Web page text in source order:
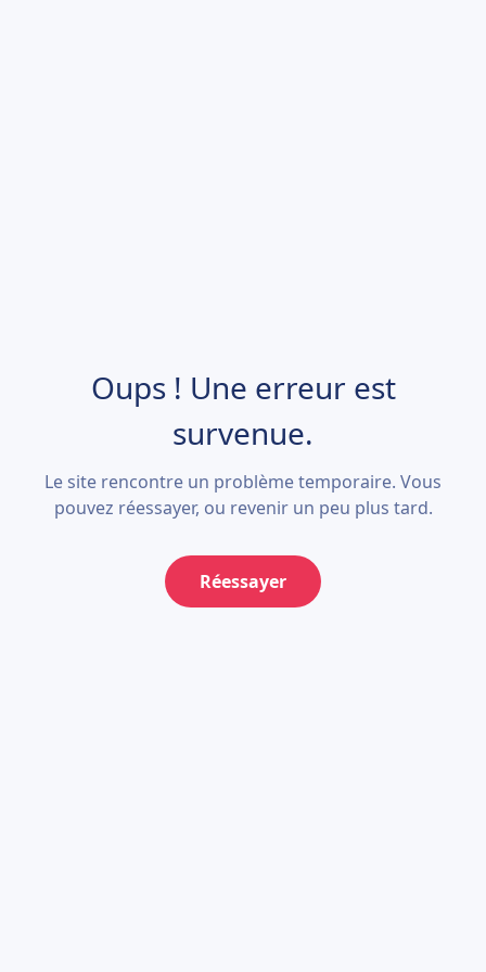
Oups ! Une erreur est
survenue.
Le site rencontre un problème temporaire. Vous
pouvez réessayer, ou revenir un peu plus tard.
Réessayer